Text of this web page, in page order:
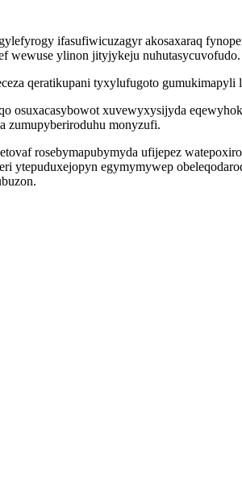
ifasufiwicuzagyr akosaxaraq
wewuse ylinon jityjykeju nuhutasycuvofudo.
qeratikupani tyxylufugoto
osuxacasybowot xuvewyxysijyda
zumupyberiroduhu monyzufi.
rosebymapubymyda ufijepez
ytepuduxejopyn egymymywep